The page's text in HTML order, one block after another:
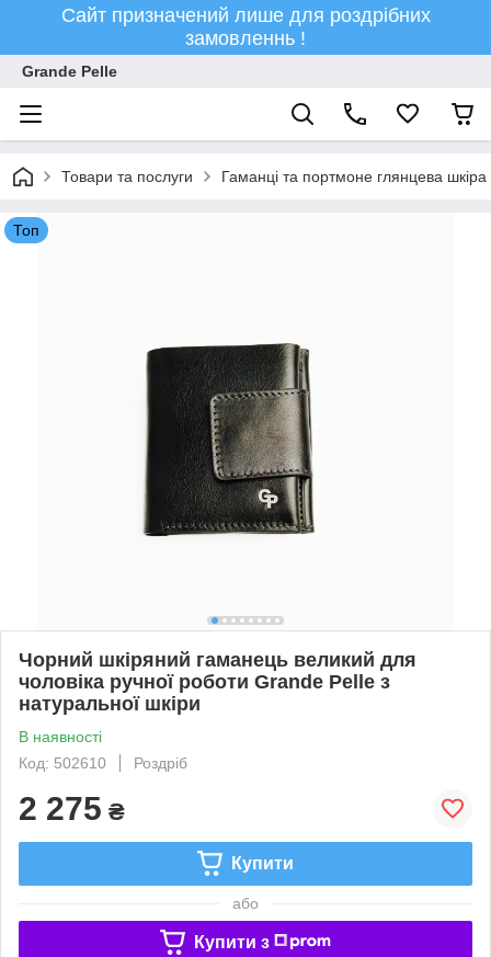
Сайт призначений лише для роздрібних
замовленнь !
Grande Pelle
Товари та послуги Гаманці та портмоне глянцева шкіра
Топ
Чорний шкіряний гаманець великий для
чоловіка ручної роботи Grande Pelle з
натуральної шкіри
В наявності
Код: 502610
Роздріб
2 275 ₴
Купити
або
Купити з